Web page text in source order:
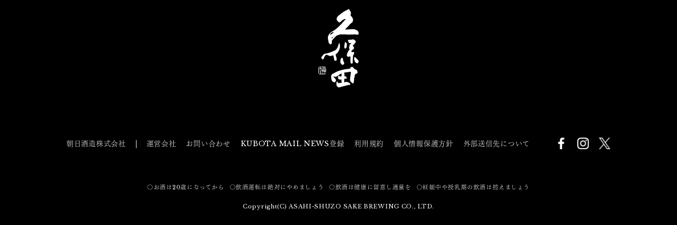
朝日酒造株式会社 運営会社 お問い合わせ KUBOTA MAIL NEWS登録 利用規約 個人情報保護方針 外部送信先について
〇お酒は20歳になってから 〇飲酒運転は絶対にやめましょう 〇飲酒は健康に留意し適量を 〇妊娠中や授乳期の飲酒は控えましょう
Copyright(C) ASAHI-SHUZO SAKE BREWING CO., LTD.